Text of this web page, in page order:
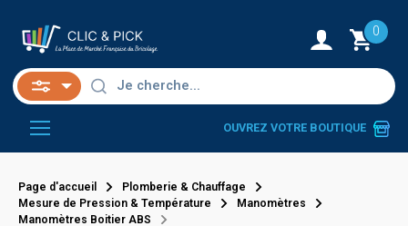
0
OUVREZ VOTRE BOUTIQUE
Page d'accueil
Plomberie & Chauffage
Mesure de Pression & Température
Manomètres
Manomètres Boitier ABS